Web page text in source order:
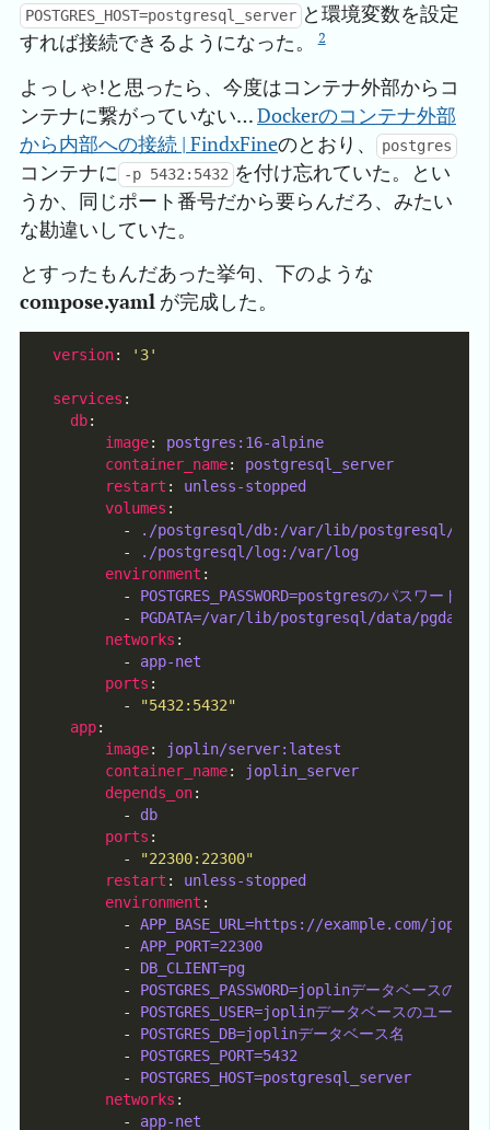
POSTGRES_HOST=postgresql_server と環境変数を設定
すれば接続できるようになった。
2
よっしゃ!と思ったら、今度はコンテナ外部からコ
ンテナに繋がっていない…Dockerのコンテナ外部
から内部への接続 | FindxFineのとおり、 postgres
コンテナに -p 5432:5432 を付け忘れていた。とい
うか、同じポート番号だから要らんだろ、みたい
な勘違いしていた。
とすったもんだあった挙句、下のような
compose.yaml が完成した。
version: '3'
services
db
image: postgres:16-alpine
container_name: postgresql_server
restart : unless-stopped
volumes
        -
./postgresql/db:/var/lib/postgresql/data
        -
./postgresql/log:/var/log
environment
        -
POSTGRES_PASSWORD=postgresのパスワード
        -
PGDATA=/var/lib/postgresql/data/pgdata
networks
        -
app-net
ports
        -
"5432:5432"
app
image:
joplin/server:latest
container_name:
joplin_server
depends_on
        -
db
ports
        -
"22300:22300"
restart : unless-stopped
environment
        -
APP_BASE_URL=https://example.com/joplin
        -
APP_PORT=22300
        -
DB_CLIENT=pg
        -
POSTGRES_PASSWORD=joplinデータベースのパ
        -
POSTGRES_USER=joplinデータベースのユーザ名
        -
POSTGRES_DB=joplinデータベース名
        -
POSTGRES_PORT=5432
        -
POSTGRES_HOST=postgresql_server
networks
        -
app-net